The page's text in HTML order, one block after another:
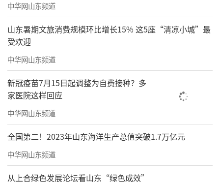
中华网山东频道
山东暑期文旅消费规模环比增长15% 这5座“清凉小城”最
受欢迎
中华网山东频道
新冠疫苗7月15日起调整为自费接种？多
家医院这样回应
中华网山东频道
全国第二！2023年山东海洋生产总值突破1.7万亿元
中华网山东频道
从上合绿色发展论坛看山东“绿色成效”